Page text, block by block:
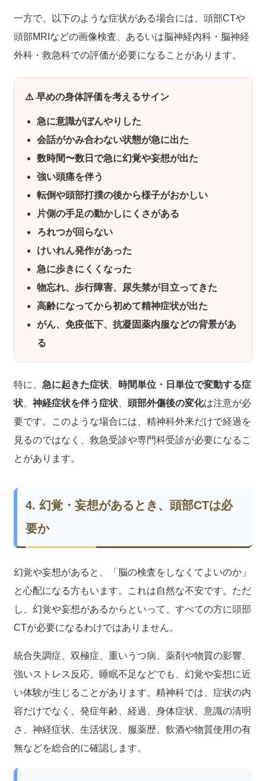
一方で、以下のような症状がある場合には、頭部CTや
頭部MRIなどの画像検査、あるいは脳神経内科・脳神経
外科・救急科での評価が必要になることがあります。
⚠️ 早めの身体評価を考えるサイン
急に意識がぼんやりした
会話がかみ合わない状態が急に出た
数時間〜数日で急に幻覚や妄想が出た
強い頭痛を伴う
転倒や頭部打撲の後から様子がおかしい
片側の手足の動かしにくさがある
ろれつが回らない
けいれん発作があった
急に歩きにくくなった
物忘れ、歩行障害、尿失禁が目立ってきた
高齢になってから初めて精神症状が出た
がん、免疫低下、抗凝固薬内服などの背景があ
る
特に、急に起きた症状
時間単位・日単位で変動する症
状 、神経症状を伴う症状 、頭部外傷後の変化は注意が必
要です。このような場合には、精神科外来だけで経過を
見るのではなく、救急受診や専門科受診が必要になるこ
とがあります。
4. 幻覚・妄想があるとき、頭部CTは必
要か
幻覚や妄想があると、「脳の検査をしなくてよいのか」
と心配になる方もいます。これは自然な不安です。ただ
し、幻覚や妄想があるからといって、すべての方に頭部
CTが必要になるわけではありません。
統合失調症、双極症、重いうつ病、薬剤や物質の影響、
強いストレス反応、睡眠不足などでも、幻覚や妄想に近
い体験が生じることがあります。精神科では、症状の内
容だけでなく、発症年齢、経過、身体症状、意識の清明
さ、神経症状、生活状況、服薬歴、飲酒や物質使用の有
無などを総合的に確認します。